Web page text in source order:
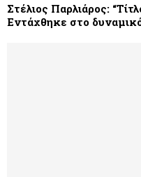
Στέλιος Παρλιάρος:
Εντάχθηκε στο